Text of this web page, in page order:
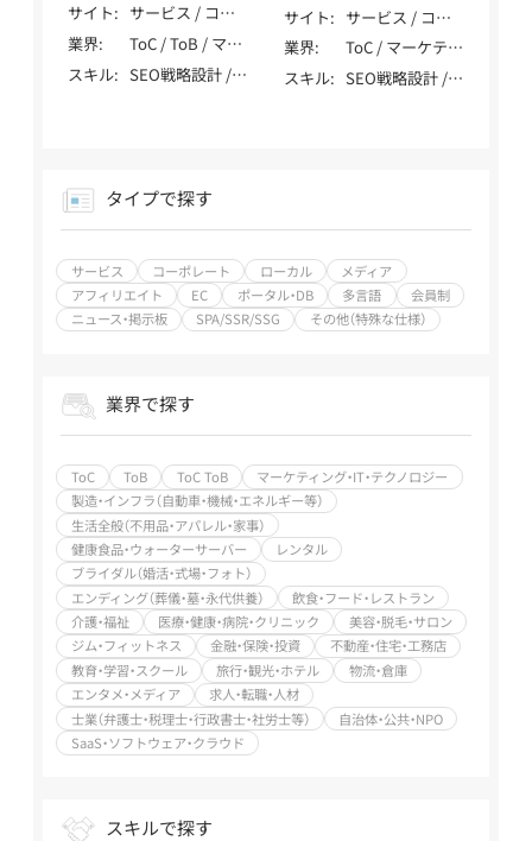
共・NPO
玉村 嘉隆 / Tamamura
Yoshitaka
サイト
サービス / コー
ポレート / ロー
カル / メディア /
アフィリエイト /
様）
業界
ToC / ToB / マー
ケティング・IT・
テクノロジー /
アパレル・家事） /
エンディング（葬
/ 飲食・フード・レ
ストラン / 介護・
福祉 / 医療・健
康・病院・クリニ
融・保険・投資 /
メディア / 求人・
転職・人材 / 士業
（弁護士・税理士・
行政書士・社労士
等） / SaaS・ソフ
トウェア・クラウ
ド
スキル
SEO戦略設計 /
ーカルSEO / DB・
大規模SEO / ペ
ナルティ解除 /
YMYL対応 / 特殊
サイト対応 / デ
ータ分析（GA4・
Search Console）
ィリエイト / ベ
ンチャー支援 /
上場企業支援 /
その他（特殊業
務） / SEO歴10年
以上
データドリブンなSEO
岡 拓馬 / Oka Takuma
サイト
サービス / コー
ポレート / メデ
ィア / アフィリ
エイト / 多言語 /
業界
ToC / マーケティ
ング・IT・テクノ
ロジー / 製造・イ
食品・ウォーター
タル / 飲食・フー
ド・レストラン /
美容・脱毛・サロ
教育・学習・スク
光・ホテル / エン
社労士等） /
SaaS・ソフトウ
ェア・クラウド
スキル
SEO戦略設計 /
YMYL対応 / 特殊
サイト対応 / デ
ータ分析（GA4・
Search Console）
/ SEO内製化支援
ャー支援 / SEO
歴7～9年
タイプで探す
サービス コーポレート ローカル
メディア
アフィリエイト
EC ポータル・DB 多言語
会員制
ニュース・掲示板
SPA/SSR/SSG その他（特殊な仕様）
業界で探す
ToC ToB ToC ToB
マーケティング・IT・テクノロジー
製造・インフラ（自動車・機械・エネルギー等）
生活全般（不用品・アパレル・家事）
健康食品・ウォーターサーバー
レンタル
ブライダル（婚活・式場・フォト）
エンディング（葬儀・墓・永代供養）
飲食・フード・レストラン
介護・福祉
医療・健康・病院・クリニック
美容・脱毛・サロン
ジム・フィットネス
金融・保険・投資
不動産・住宅・工務店
教育・学習・スクール
旅行・観光・ホテル
物流・倉庫
エンタメ・メディア
求人・転職・人材
士業（弁護士・税理士・行政書士・社労士等）
自治体・公共・NPO
SaaS・ソフトウェア・クラウド
スキルで探す